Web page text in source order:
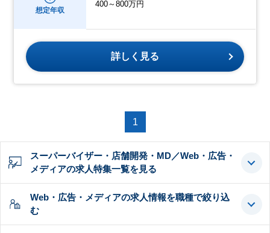
想定年収
400～800万円
詳しく見る
1
スーパーバイザー・店舗開発・MD／Web・広告・
メディアの求人特集一覧を見る
Web・広告・メディアの求人情報を職種で絞り込
む